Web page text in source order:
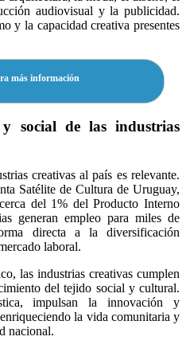
audiovisual y la publicidad.
y la capacidad creativa presentes
más información
social de las industrias
creativas al país es relevante.
Satélite de Cultura de Uruguay,
del 1% del Producto Interno
generan empleo para miles de
directa a la diversificación
laboral.
las industrias creativas cumplen
del tejido social y cultural.
impulsan la innovación y
la vida comunitaria y
nacional.